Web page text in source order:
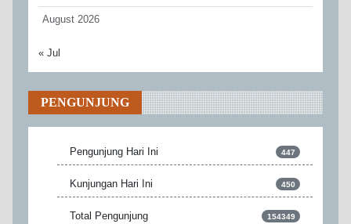
August 2026
« Jul
PENGUNJUNG
Pengunjung Hari Ini 447
Kunjungan Hari Ini 450
Total Pengunjung 154349